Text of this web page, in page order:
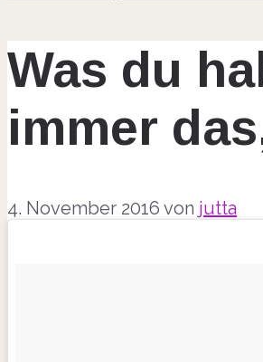
Was du
immer
4. November 2016 von jutta